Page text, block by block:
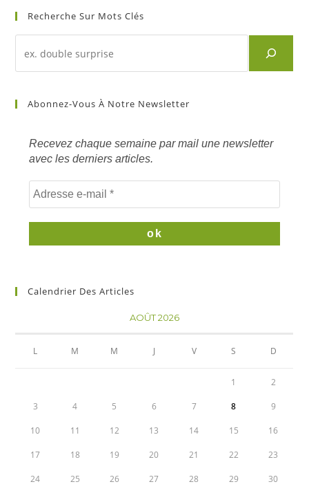
Recherche Sur Mots Clés
d'un
mots
Abonnez-Vous À Notre Newsletter
Recevez chaque semaine par mail une newsletter
avec les derniers articles.
Calendrier Des Articles
AOÛT 2026
L M M J V S D
1 2
3 4 5 6 7 8 9
10 11 12 13 14 15 16
17 18 19 20 21 22 23
24 25 26 27 28 29 30